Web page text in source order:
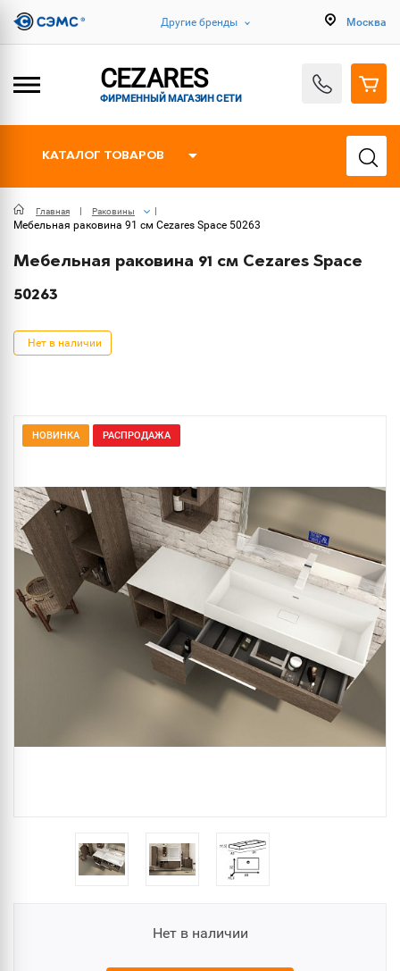
Другие бренды Москва
CEZARES
ФИРМЕННЫЙ МАГАЗИН СЕТИ
КАТАЛОГ ТОВАРОВ
Главная Раковины
Мебельная раковина 91 см Cezares Space 50263
Мебельная раковина 91 см Cezares Space
50263
Нет в наличии
НОВИНКА РАСПРОДАЖА
Нет в наличии